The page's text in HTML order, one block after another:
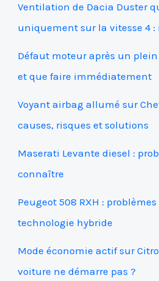
Ventilation de Dacia Duster
uniquement sur la vitesse 4 :
Défaut moteur après un
et que faire immédiatement
Voyant airbag allumé sur
causes, risques et solutions
Maserati Levante diesel :
connaître
Peugeot 508 RXH :
technologie hybride
Mode économie actif sur
voiture ne démarre pas ?